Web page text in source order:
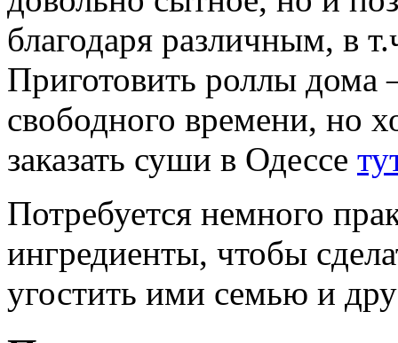
благодаря различным, в
Приготовить роллы дома
свободного времени, но
заказать суши в Одессе
Потребуется немного
ингредиенты, чтобы
угостить ими семью и